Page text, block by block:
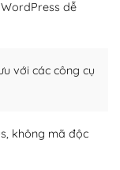
bạn có thể
gia.
hỗ trợ
viên và những
dễ
với các công cụ
không mã độc